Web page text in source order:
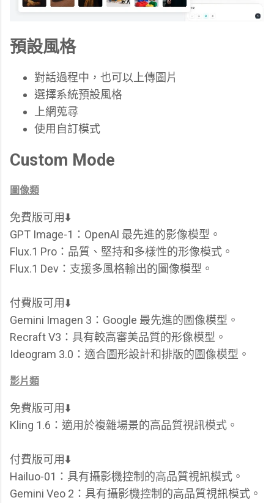
預設風格
對話過程中，也可以上傳圖片
選擇系統預設風格
上網蒐尋
使用自訂模式
Custom Mode
圖像類
免費版可用⬇️
GPT Image-1：OpenAl 最先進的影像模型。
Flux.1 Pro：品質、堅持和多樣性的形像模式。
Flux.1 Dev：支援多風格輸出的圖像模型。
付費版可用⬇️
Gemini Imagen 3：Google 最先進的圖像模型。
Recraft V3：具有較高審美品質的形像模型。
Ideogram 3.0：適合圖形設計和排版的圖像模型。
影片類
免費版可用⬇️
Kling 1.6：適用於複雜場景的高品質視訊模式。
付費版可用⬇️
Hailuo-01：具有攝影機控制的高品質視訊模式。
Gemini Veo 2：具有攝影機控制的高品質視訊模式。